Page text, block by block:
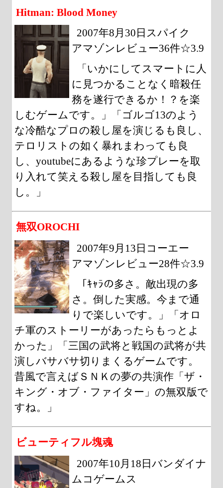
Hitman: Blood Money
2007年8月30日スパイク
アマゾンレビュー36件☆3.9
「いかにしてスマートに人
に見つかることなく暗殺任
務を遂行できるか！？を楽
しむゲームです。」「ゴルゴ13のよう
な冷酷なプロの殺し屋を演じるも良し、
テロリストの如く暴れまわっても良
し、youtubeにあるような珍プレーを取
り入れて笑える殺し屋を目指しても良
し。」
無双OROCHI
2007年9月13日コーエー
アマゾンレビュー28件☆3.9
「ｷｬﾗの多さ。敵出現の多
さ。倒した実感。今まで通
りで楽しいです。」「オロ
チ軍のストーリーがあったらもっとよ
かった」「三国の武将と戦国の武将が共
演しバサバサ切りまくるゲームです。
昔風で言えばＳＮＫの夢の共演作「ザ・
キング・オブ・ファイター」の無双版で
すね。」
ビューティフル塊魂
2007年10月18日バンダイナ
ムコゲームス